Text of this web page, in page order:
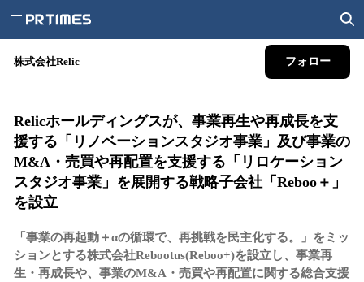
株式会社Relic フォロー
Relicホールディングスが、事業再生や再成長を支
援する「リノベーションスタジオ事業」及び事業の
M&A・売買や再配置を支援する「リロケーション
スタジオ事業」を展開する戦略子会社「Reboo＋」
を設立
「事業の再起動＋αの循環で、再挑戦を民主化する。」をミッ
ションとする株式会社Rebootus(Reboo+)を設立し、事業再
生・再成長や、事業のM&A・売買や再配置に関する総合支援